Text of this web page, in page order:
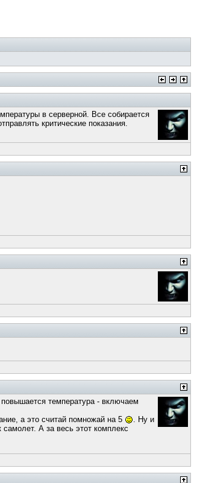
в серверной. Все собирается
критические показания.
температура - включаем
а это считай помножай на 5
. Ну и
А за весь этот комплекс